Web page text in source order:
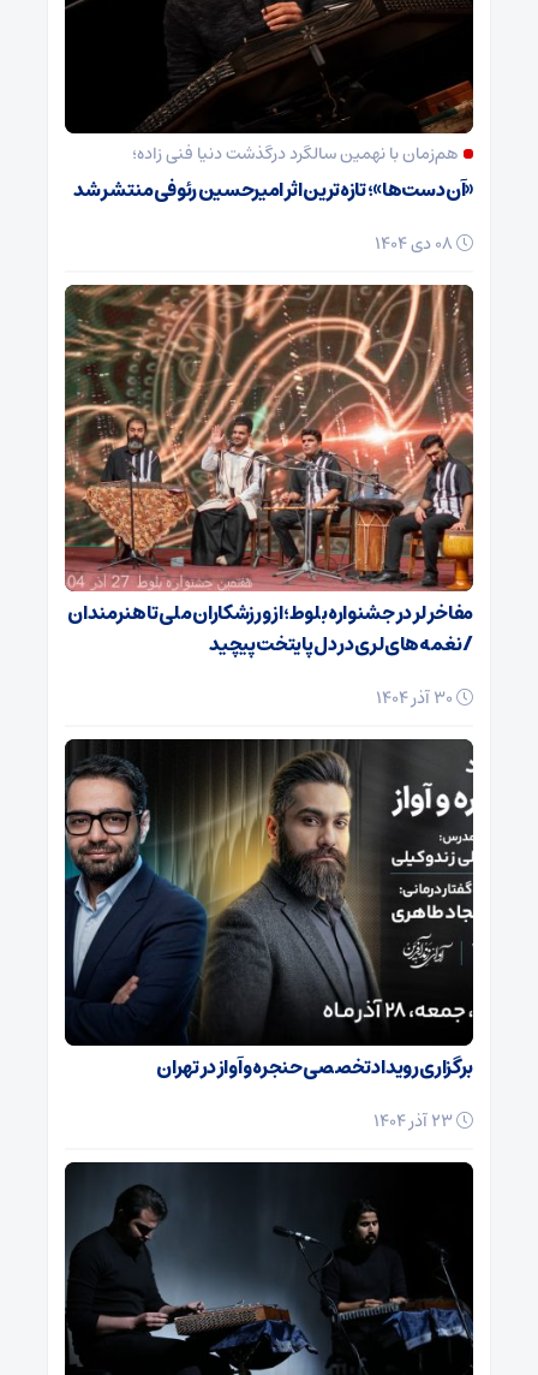
هم‌زمان با نهمین سالگرد درگذشت دنیا فنی زاده؛
«آن دست‌ها»؛ تازه‌ترین اثر امیرحسین رئوفی منتشر شد
مفاخر لر در جشنواره بلوط؛ از ورزشکاران ملی تا هنرمندان
/ نغمه‌های لری در دل پایتخت پیچید
برگزاری رویداد تخصصی حنجره و آواز در تهران